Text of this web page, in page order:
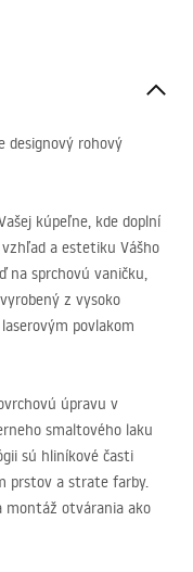
designový rohový
kúpeľne, kde doplní
a estetiku Vášho
na sprchovú vaničku,
z vysoko
povlakom
úpravu v
smaltového laku
sú hliníkové časti
prstov a strate farby.
montáž otvárania ako